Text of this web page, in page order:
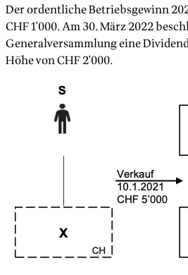
Der ordentliche Betriebsgewinn
CHF 1'000. Am 30. März 2022
Generalversammlung eine
Höhe von CHF 2'000.